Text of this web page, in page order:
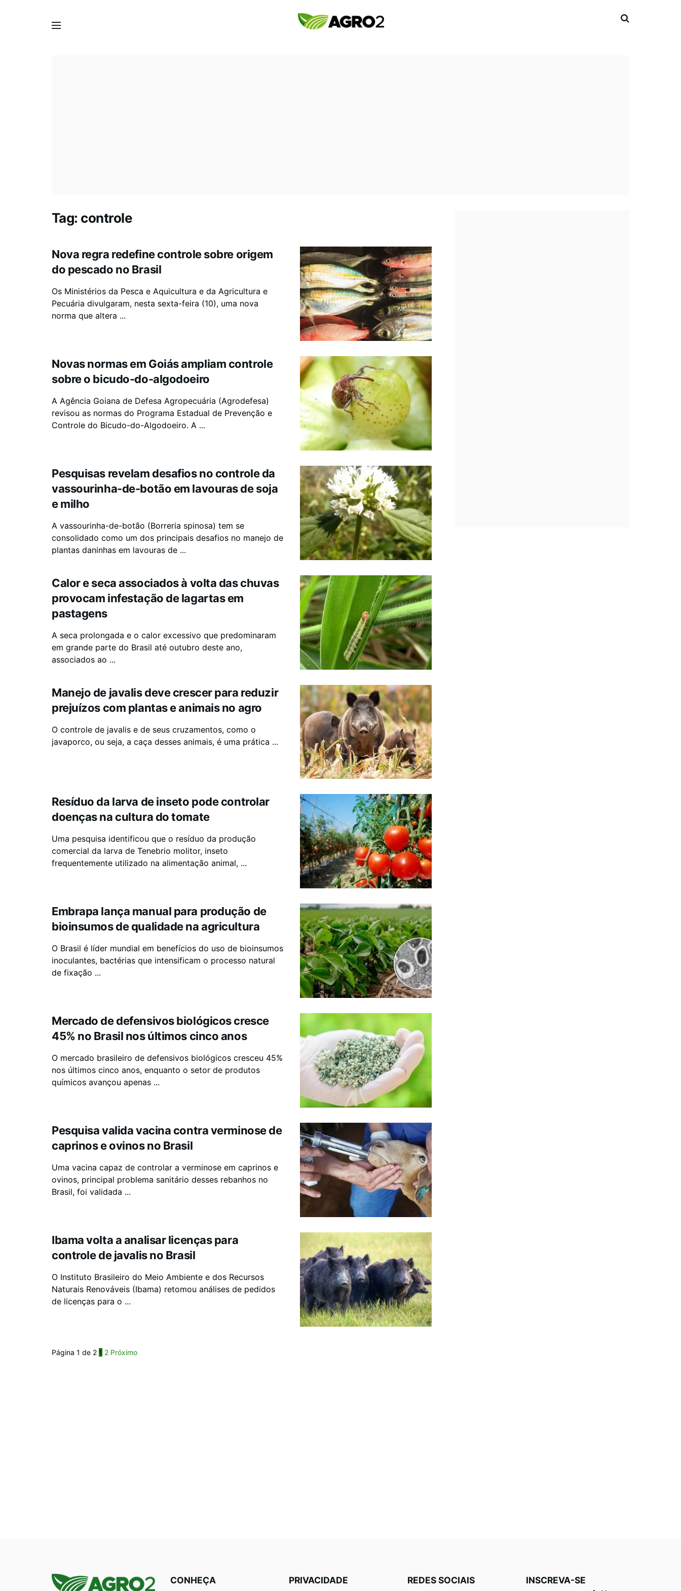
Tag: controle
Nova regra redefine controle sobre origem
do pescado no Brasil
Os Ministérios da Pesca e Aquicultura e da Agricultura e
Pecuária divulgaram, nesta sexta-feira (10), uma nova
norma que altera ...
Novas normas em Goiás ampliam controle
sobre o bicudo-do-algodoeiro
A Agência Goiana de Defesa Agropecuária (Agrodefesa)
revisou as normas do Programa Estadual de Prevenção e
Controle do Bicudo-do-Algodoeiro. A ...
Pesquisas revelam desafios no controle da
vassourinha-de-botão em lavouras de soja
e milho
A vassourinha-de-botão (Borreria spinosa) tem se
consolidado como um dos principais desafios no manejo de
plantas daninhas em lavouras de ...
Calor e seca associados à volta das chuvas
provocam infestação de lagartas em
pastagens
A seca prolongada e o calor excessivo que predominaram
em grande parte do Brasil até outubro deste ano,
associados ao ...
Manejo de javalis deve crescer para reduzir
prejuízos com plantas e animais no agro
O controle de javalis e de seus cruzamentos, como o
javaporco, ou seja, a caça desses animais, é uma prática ...
Resíduo da larva de inseto pode controlar
doenças na cultura do tomate
Uma pesquisa identificou que o resíduo da produção
comercial da larva de Tenebrio molitor, inseto
frequentemente utilizado na alimentação animal, ...
Embrapa lança manual para produção de
bioinsumos de qualidade na agricultura
O Brasil é líder mundial em benefícios do uso de bioinsumos
inoculantes, bactérias que intensificam o processo natural
de fixação ...
Mercado de defensivos biológicos cresce
45% no Brasil nos últimos cinco anos
O mercado brasileiro de defensivos biológicos cresceu 45%
nos últimos cinco anos, enquanto o setor de produtos
químicos avançou apenas ...
Pesquisa valida vacina contra verminose de
caprinos e ovinos no Brasil
Uma vacina capaz de controlar a verminose em caprinos e
ovinos, principal problema sanitário desses rebanhos no
Brasil, foi validada ...
Ibama volta a analisar licenças para
controle de javalis no Brasil
O Instituto Brasileiro do Meio Ambiente e dos Recursos
Naturais Renováveis (Ibama) retomou análises de pedidos
de licenças para o ...
Página 1 de 2 1 2 Próximo
CONHEÇA PRIVACIDADE REDES SOCIAIS
INSCREVA-SE